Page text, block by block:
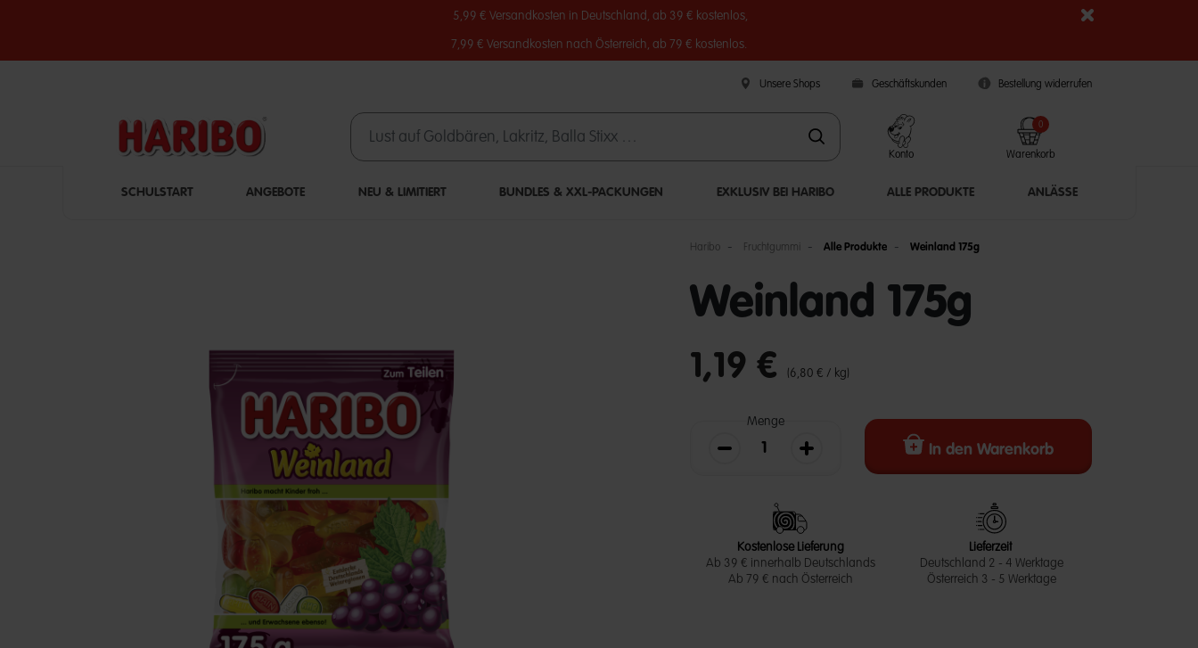
5,99 € Versandkosten in Deutschland, ab 39 € kostenlos,
7,99 € Versandkosten nach Österreich, ab 79 € kostenlos.
Unsere Shops Geschäftskunden Bestellung widerrufen
Konto Warenkorb
0
SCHULSTART ANGEBOTE NEU & LIMITIERT BUNDLES & XXL-PACKUNGEN EXKLUSIV BEI HARIBO ALLE PRODUKTE ANLÄSSE
Haribo Fruchtgummi Alle Produkte Weinland 175g
Weinland 175g
undefined out of 5 Customer Rating
1,19 € (6,80 € / kg)
Menge
Die Menge verringernDie Menge erhöhen In den Warenkorb
Kostenlose Lieferung
Ab 39 € innerhalb Deutschlands
Ab 79 € nach Österreich
Lieferzeit
Deutschland 2 - 4 Werktage
Österreich 3 - 5 Werktage